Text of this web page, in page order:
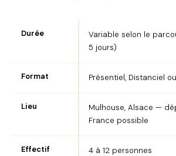
Durée
Variable selon le
5 jours)
Format Présentiel, Distanciel
Lieu
Mulhouse, Alsace —
France possible
Effectif 4 à 12 personnes